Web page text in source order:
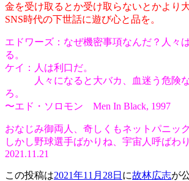
金を受け取るとか受け取らないとかより
SNS時代の下世話に遊び心と品を。
エドワーズ：なぜ機密事項なんだ？人々
る。
ケイ：人は利口だ。
人々になると大バカ、血迷う危険な
ろ。
〜エド・ソロモン Men In Black, 1997
おなじみ御両人、奇しくもネットパニッ
しかし野球選手ばかりね、宇宙人呼ばわ
2021.11.21
この投稿は2021年11月28日 に故林広志が